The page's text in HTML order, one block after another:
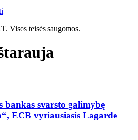
Visos teisės saugomos.
bankas svarsto galimybę
ECB vyriausiasis Lagarde